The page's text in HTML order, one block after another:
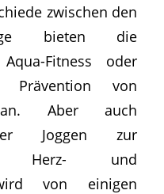
zwischen den
bieten die
Fitness oder
von
an. Aber auch
Joggen zur
Herz- und
von einigen